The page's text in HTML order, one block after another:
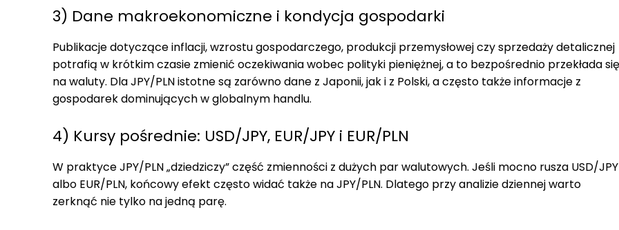
3) Dane makroekonomiczne i kondycja gospodarki
Publikacje dotyczące inflacji, wzrostu gospodarczego, produkcji przemysłowej czy sprzedaży detalicznej
potrafią w krótkim czasie zmienić oczekiwania wobec polityki pieniężnej, a to bezpośrednio przekłada się
na waluty. Dla JPY/PLN istotne są zarówno dane z Japonii, jak i z Polski, a często także informacje z
gospodarek dominujących w globalnym handlu.
4) Kursy pośrednie: USD/JPY, EUR/JPY i EUR/PLN
W praktyce JPY/PLN „dziedziczy” część zmienności z dużych par walutowych. Jeśli mocno rusza USD/JPY
albo EUR/PLN, końcowy efekt często widać także na JPY/PLN. Dlatego przy analizie dziennej warto
zerknąć nie tylko na jedną parę.